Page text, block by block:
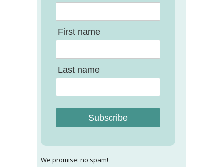
First name
Last name
Subscribe
We promise: no spam!